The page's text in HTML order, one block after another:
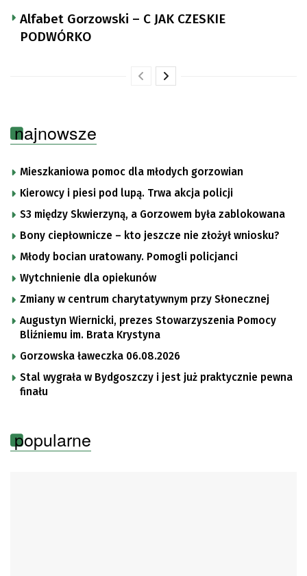
Alfabet Gorzowski – C JAK CZESKIE
PODWÓRKO
najnowsze
Mieszkaniowa pomoc dla młodych gorzowian
Kierowcy i piesi pod lupą. Trwa akcja policji
S3 między Skwierzyną, a Gorzowem była zablokowana
Bony ciepłownicze – kto jeszcze nie złożył wniosku?
Młody bocian uratowany. Pomogli policjanci
Wytchnienie dla opiekunów
Zmiany w centrum charytatywnym przy Słonecznej
Augustyn Wiernicki, prezes Stowarzyszenia Pomocy
Bliźniemu im. Brata Krystyna
Gorzowska ławeczka 06.08.2026
Stal wygrała w Bydgoszczy i jest już praktycznie pewna
finału
popularne